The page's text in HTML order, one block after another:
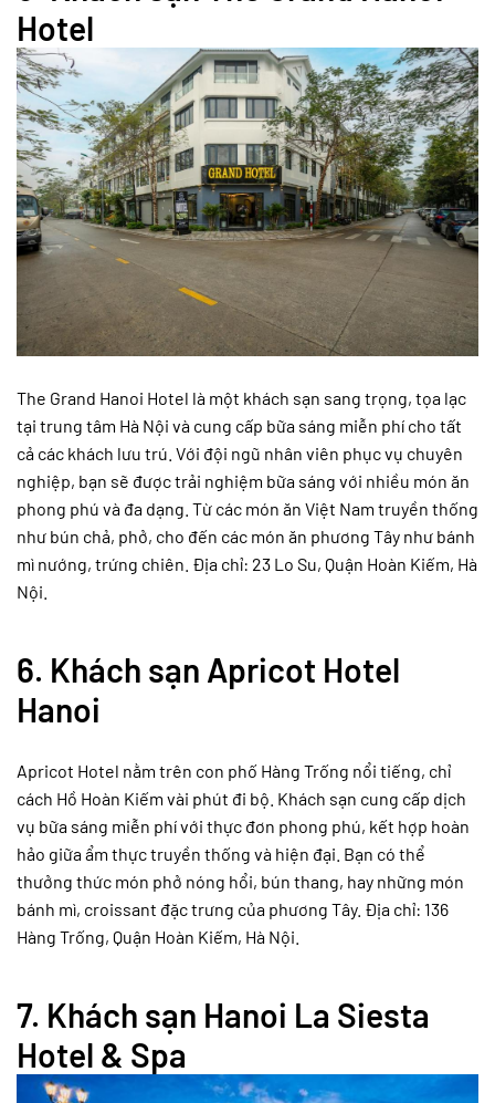
Hotel
The Grand Hanoi Hotel là một khách sạn sang trọng, tọa lạc
tại trung tâm Hà Nội và cung cấp bữa sáng miễn phí cho tất
cả các khách lưu trú. Với đội ngũ nhân viên phục vụ chuyên
nghiệp, bạn sẽ được trải nghiệm bữa sáng với nhiều món ăn
phong phú và đa dạng. Từ các món ăn Việt Nam truyền thống
như bún chả, phở, cho đến các món ăn phương Tây như bánh
mì nướng, trứng chiên. Địa chỉ: 23 Lo Su, Quận Hoàn Kiếm, Hà
Nội.
6. Khách sạn Apricot Hotel
Hanoi
Apricot Hotel nằm trên con phố Hàng Trống nổi tiếng, chỉ
cách Hồ Hoàn Kiếm vài phút đi bộ. Khách sạn cung cấp dịch
vụ bữa sáng miễn phí với thực đơn phong phú, kết hợp hoàn
hảo giữa ẩm thực truyền thống và hiện đại. Bạn có thể
thưởng thức món phở nóng hổi, bún thang, hay những món
bánh mì, croissant đặc trưng của phương Tây. Địa chỉ: 136
Hàng Trống, Quận Hoàn Kiếm, Hà Nội.
7. Khách sạn Hanoi La Siesta
Hotel & Spa